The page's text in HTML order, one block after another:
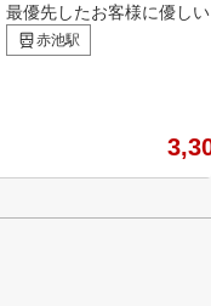
最優先したお客様に優し
フスクールです。 経験豊
有資格のインストラクタ
＆アドバイス。 あなたの
フライフはLABOXできっ
赤池駅